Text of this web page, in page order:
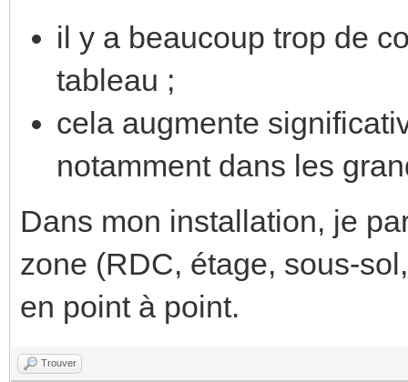
il y a beaucoup trop de
tableau ;
cela augmente
notamment dans les
Dans mon installation, je
zone (RDC, étage, sous-
en point à point.
Trouver